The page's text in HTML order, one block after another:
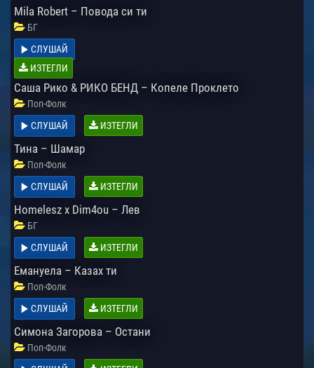
Mila Robert – Повода си ти
БГ
СЛУШАЙ
ИЗТЕГЛИ
Саша Рико & РИКО БЕНД – Копеле Проклето
Поп-Фолк
СЛУШАЙ
ИЗТЕГЛИ
Тина – Шамар
Поп-Фолк
СЛУШАЙ
ИЗТЕГЛИ
Homelesz x Dim4ou – Лев
БГ
СЛУШАЙ
ИЗТЕГЛИ
Емануела – Казах ти
Поп-Фолк
СЛУШАЙ
ИЗТЕГЛИ
Симона Загорова – Остани
Поп-Фолк